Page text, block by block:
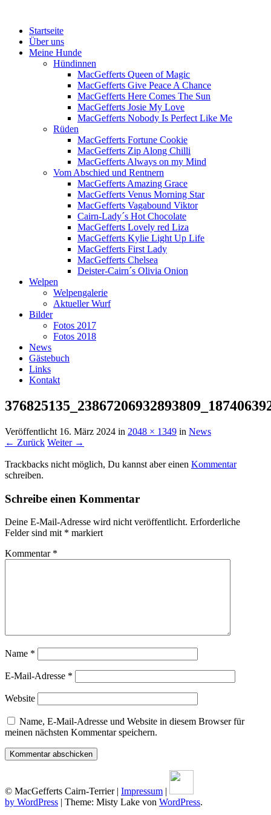
Menü
Zum
Inhalt
springen
Startseite
Über uns
Meine Hunde
Hündinnen
MacGefferts Queen of Magic
MacGefferts Give Peace A Chance
MacGefferts Here Comes The Sun
MacGefferts Josie My Love
MacGefferts Nobody Is Perfect Like Me
Rüden
MacGefferts Fortune Cookie
MacGefferts Zip Along Chilli
MacGefferts Always on my Mind
Vom Abschied und Rentnern
MacGefferts Amazing Grace
MacGefferts Venus Morning Star
MacGefferts Vagabound Viktor
Cairn-Lady´s Hot Chocolate
MacGefferts Lovely red Liza
MacGefferts Kylie Light Up Life
MacGefferts First Lady
MacGefferts Chelsea
Deister-Cairn´s Olivia Onion
Welpen
Welpengalerie
Aktueller Wurf
Bilder
Fotos 2017
Fotos 2018
News
Gästebuch
Links
Kontakt
Veröffentlicht 16. März 2024 in 2048 × 1349 in News
← Zurück Weiter →
Trackbacks nicht möglich, Du kannst aber einen Kommentar
schreiben.
Schreibe einen Kommentar
Deine E-Mail-Adresse wird nicht veröffentlicht. Erforderliche
Felder sind mit * markiert
Kommentar *
Name *
E-Mail-Adresse *
Website
Name, E-Mail-Adresse und Website in diesem Browser für
meinen nächsten Kommentar speichern.
© MacGefferts Cairn-Terrier | Impressum |
by WordPress | Theme: Misty Lake von WordPress.